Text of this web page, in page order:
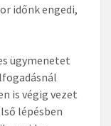
időnk engedi,
ügymenetet
is végig vezet
lépésben